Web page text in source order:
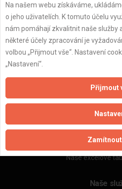
Aktualizováno z portálu ARES
Naše firmy a
Zpracování a
Zásady pro používání
Naše excelové
Naše
Na našem webu získáváme,
o jeho uživatelích. K tomuto účelu
nám pomáhají zkvalitnit naše služby
některé účely zpracování je
volbou „Přijmout vše“. Nastavení
„Nastavení“.
Přijmout